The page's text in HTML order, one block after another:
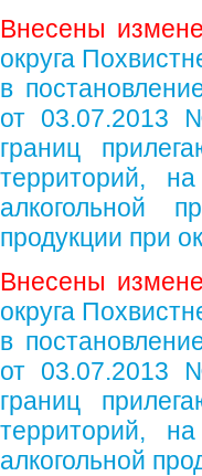
Внесены
округа
в
от 03.07.2013
границ
территорий,
алкогольной
продукции при
Внесены
округа
в
от 03.07.2013
границ
территорий,
алкогольной